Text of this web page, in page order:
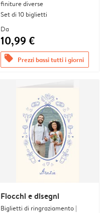
finiture diverse
Set di 10 biglietti
Da
10,99 €
offers Prezzi bassi tutti i giorni
Fiocchi e disegni
Biglietti di ringraziamento |